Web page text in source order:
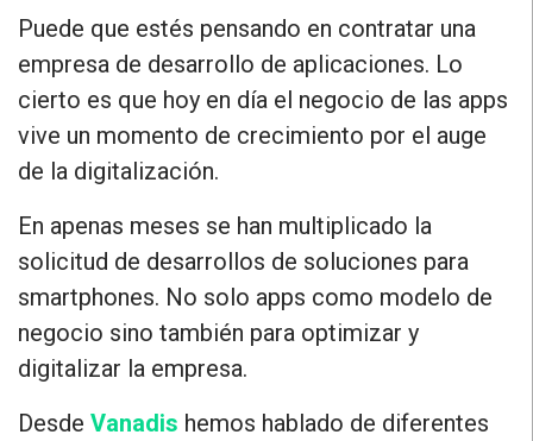
Puede que estés pensando en contratar una
empresa de desarrollo de aplicaciones. Lo
cierto es que hoy en día el negocio de las apps
vive un momento de crecimiento por el auge
de la digitalización.
En apenas meses se han multiplicado la
solicitud de desarrollos de soluciones para
smartphones. No solo apps como modelo de
negocio sino también para optimizar y
digitalizar la empresa.
Desde Vanadis hemos hablado de diferentes